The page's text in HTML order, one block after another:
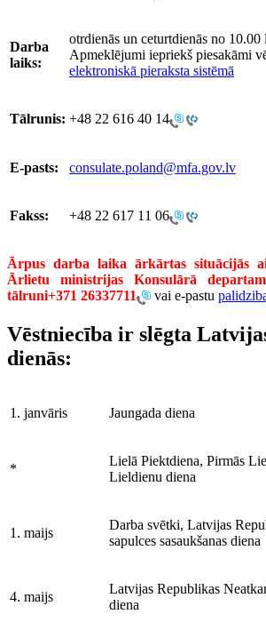
Darba
laiks:
otrdienās un ceturtdienās no
Apmeklējumi iepriekš piesakāmi
elektroniskā pieraksta sistēmā
Tālrunis: +48 22 616 40 14
E-pasts: consulate.poland@mfa.gov.lv
Fakss: +48 22 617 11 06
Ārpus darba laika ārkārtas situācijās
Ārlietu ministrijas Konsulārā
tālruni+371 26337711
vai e-pastu
Vēstniecība ir slēgta
dienās:
1. janvāris Jaungada diena
*
Lielā Piektdiena, Pirmās
Lieldienu diena
1. maijs
Darba svētki, Latvijas
sapulces sasaukšanas diena
4. maijs
Latvijas Republikas
diena